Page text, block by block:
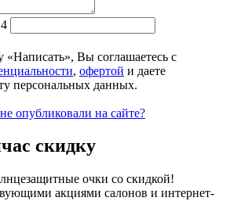
Вы соглашаетесь с
, офертой и даете
персональных данных.
опубликовали на сайте?
скидку
очки со скидкой!
акциями салонов и интернет-